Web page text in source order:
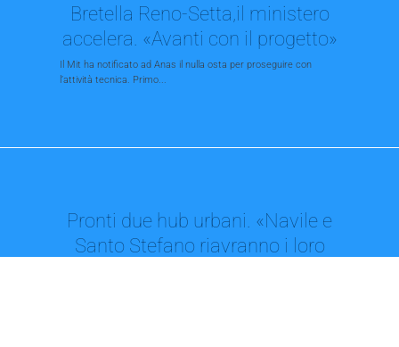
Bretella Reno-Setta,il ministero
accelera. «Avanti con il progetto»
Il Mit ha notificato ad Anas il nulla osta per proseguire con
l’attività tecnica. Primo...
Pronti due hub urbani. «Navile e
Santo Stefano riavranno i loro